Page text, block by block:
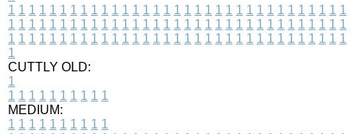
1 1 1 1 1 1 1 1 1 1 1 1 1 1 1 1 1 1 1 1 1 1 1 1 1 1 1 1 1 1 1 1 1
1 1 1 1 1 1 1 1 1 1 1 1 1 1 1 1 1 1 1 1 1 1 1 1 1 1 1 1 1 1 1 1 1
1 1 1 1 1 1 1 1 1 1 1 1 1 1 1 1 1 1 1 1 1 1 1 1 1 1 1 1 1 1 1 1 1
1
CUTTLY OLD:
1
1 1 1 1 1 1 1 1 1 1
MEDIUM:
1 1 1 1 1 1 1 1 1 1